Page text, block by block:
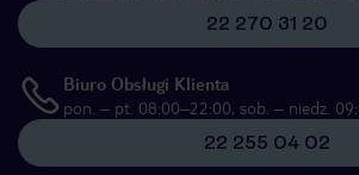
22 270 31 20
Biuro Obsługi Klienta
pon. – pt. 08:00–22:00, sob. – niedz.
22 255 04 02